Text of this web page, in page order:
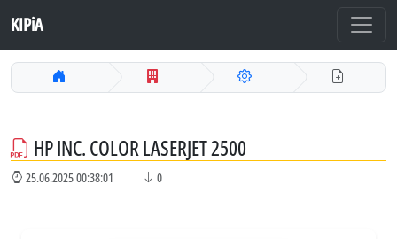
KIPiA
HP INC. COLOR LASERJET 2500
25.06.2025 00:38:01 0